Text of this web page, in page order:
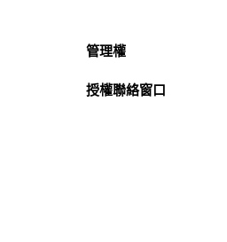
管理權
授權聯絡窗口